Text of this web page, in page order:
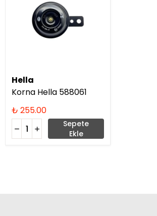
Hella
Korna Hella 588061
₺ 255.00
Sepete
Ekle